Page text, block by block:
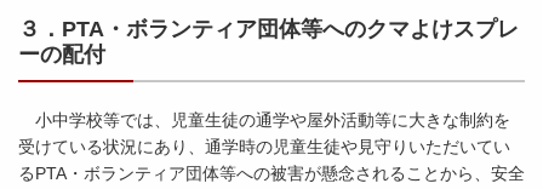
３．PTA・ボランティア団体等へのクマよけスプレ
ーの配付
小中学校等では、児童生徒の通学や屋外活動等に大きな制約を
受けている状況にあり、通学時の児童生徒や見守りいただいてい
るPTA・ボランティア団体等への被害が懸念されることから、安全